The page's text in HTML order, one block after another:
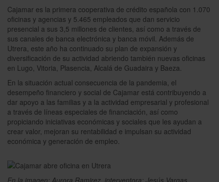
Cajamar es la primera cooperativa de crédito española con 1.070
oficinas y agencias y 5.465 empleados que dan servicio
presencial a sus 3,5 millones de clientes, así como a través de
sus canales de banca electrónica y banca móvil. Además de
Utrera, este año ha continuado su plan de expansión y
diversificación de su actividad abriendo también nuevas oficinas
en Lugo, Vitoria, Plasencia, Alcalá de Guadaira y Baeza.
En la situación actual consecuencia de la pandemia, el
desempeño financiero y social de Cajamar está contribuyendo a
dar apoyo a las familias y a la actividad empresarial y profesional
a través de líneas especiales de financiación, así como
propiciando iniciativas económicas y sociales que les ayudan a
crear valor, mejoran su rentabilidad e impulsan su actividad
económica y generación de empleo.
En la imagen: Aurora Ramirez, interventora; Jesús Vargas,